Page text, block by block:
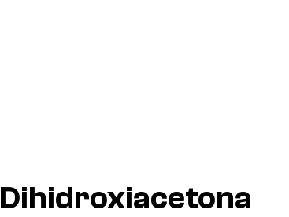
Dihidroxiacetona